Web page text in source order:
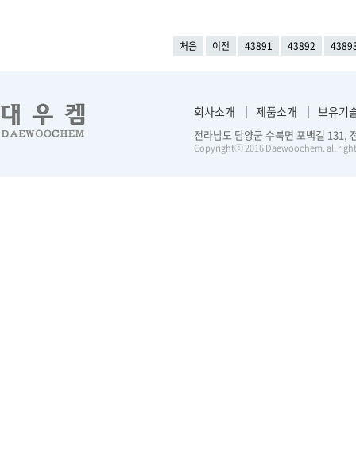
처음 이전 43891 43892
회사소개 제품소개 보유기
전라남도 담양군 수북면 포백길
Copyrightⓒ 2016 Daewoochem. all